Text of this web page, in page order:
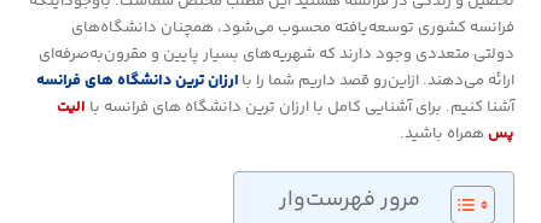
فرانسه کشوری توسعه‌یافته محسوب می‌شود، همچنان دانشگاه‌های
دولتی متعددی وجود دارند که شهریه‌های بسیار پایین و مقرون‌به‌صرفه‌ای
ارائه می‌دهند. ازاین‌رو قصد داریم شما را با ارزان‌ ترین دانشگاه‌ های فرانسه
آشنا کنیم. برای آشنایی کامل با ارزان‌ ترین دانشگاه‌ های فرانسه با الیت
پس همراه باشید.
مرور فهرست‌وار